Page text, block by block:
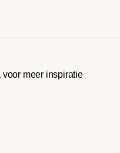
meer inspiratie